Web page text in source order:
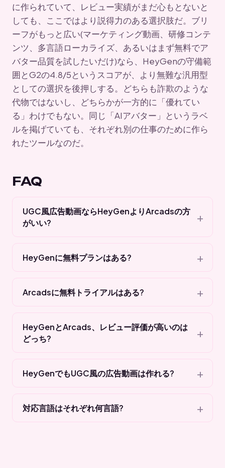
に作られていて、レビュー実績がまだ心もとないと
しても、ここではより説得力のある選択肢だ。ブリ
ーフがもっと広い(マーケティング動画、研修コンテ
ンツ、多言語ローカライズ、あるいはまず無料でア
バター品質を試したいだけ)なら、HeyGenの守備範
囲とG2の4.8/5というスコアが、より無難な汎用型
としての選択を後押しする。どちらも詐欺のような
代物ではないし、どちらかが一方的に「優れてい
る」わけでもない。同じ「AIアバター」というラベ
ルを掲げていても、それぞれ別の仕事のために作ら
れたツールなのだ。
FAQ
UGC風広告動画ならHeyGenよりArcadsの方
がいい?
HeyGenに無料プランはある?
Arcadsに無料トライアルはある?
HeyGenとArcads、レビュー評価が高いのは
どっち?
HeyGenでもUGC風の広告動画は作れる?
対応言語はそれぞれ何言語?